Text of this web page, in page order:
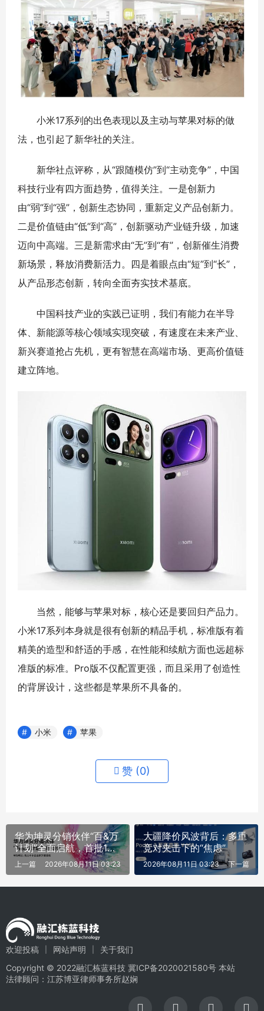
小米17系列的出色表现以及主动与苹果对标的做
法，也引起了新华社的关注。
新华社点评称，从“跟随模仿”到“主动竞争”，中国
科技行业有四方面趋势，值得关注。一是创新力
由“弱”到“强”，创新生态协同，重新定义产品创新力。
二是价值链由“低”到“高”，创新驱动产业链升级，加速
迈向中高端。三是新需求由“无”到“有”，创新催生消费
新场景，释放消费新活力。四是着眼点由“短”到“长”，
从产品形态创新，转向全面夯实技术基底。
中国科技产业的实践已证明，我们有能力在半导
体、新能源等核心领域实现突破，有速度在未来产业、
新兴赛道抢占先机，更有智慧在高端市场、更高价值链
建立阵地。
当然，能够与苹果对标，核心还是要回归产品力。
小米17系列本身就是很有创新的精品手机，标准版有着
精美的造型和舒适的手感，在性能和续航方面也远超标
准版的标准。Pro版不仅配置更强，而且采用了创造性
的背屏设计，这些都是苹果所不具备的。
小米 苹果
赞 (0)
华为坤灵分销伙伴“百&万
计划”全面启航，首批10
家分销钻石伙伴获得授牌
上一篇 2026年08月11日 03:23
大疆降价风波背后：多重
竞对夹击下的“焦虑”
下一篇
2026年08月11日 03:23
欢迎投稿 网站声明
关于我们
Copyright © 2022融汇栋蓝科技 冀ICP备2020021580号 本站
法律顾问：江苏博亚律师事务所赵娴